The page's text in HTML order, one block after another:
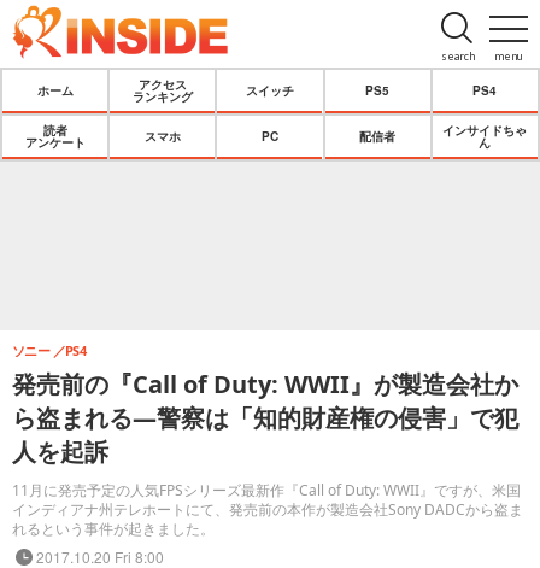
menu
search
ホーム
アクセス
ランキング
スイッチ PS5 PS4
読者
アンケート
スマホ PC 配信者
インサイドちゃ
ん
発売前の『Call of Duty: WWII』が製造会社か
ら盗まれる―警察は「知的財産権の侵害」で犯
人を起訴
11月に発売予定の人気FPSシリーズ最新作『Call of Duty: WWII』ですが、米国
インディアナ州テレホートにて、発売前の本作が製造会社Sony DADCから盗ま
れるという事件が起きました。
ソニー PS4
2017.10.20 Fri 8:00